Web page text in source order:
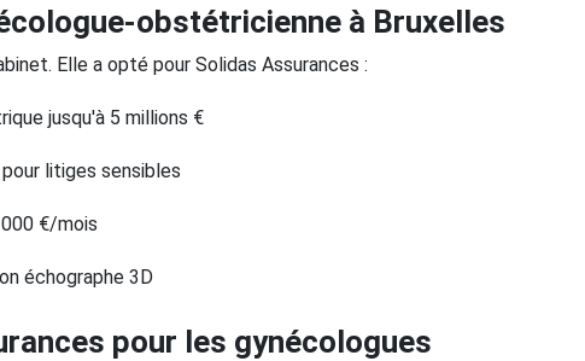
obstétricienne à Bruxelles
Elle a opté pour Solidas Assurances :
jusqu'à 5 millions €
litiges sensibles
€/mois
échographe 3D
pour les gynécologues